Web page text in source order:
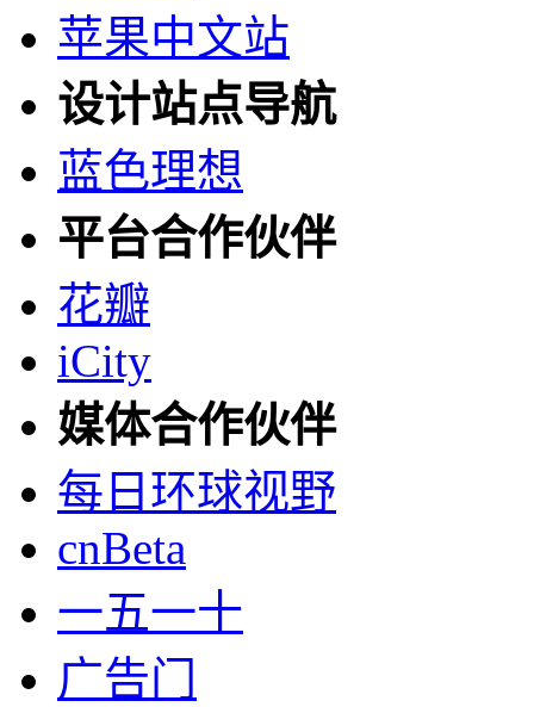
苹果中文站
设计站点导航
蓝色理想
平台合作伙伴
花瓣
iCity
媒体合作伙伴
每日环球视野
cnBeta
一五一十
广告门